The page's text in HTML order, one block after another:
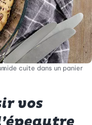
cuite dans un panier
vos